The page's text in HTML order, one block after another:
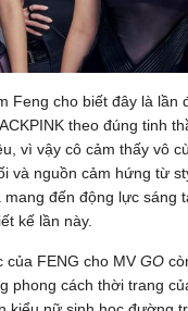
Feng cho biết đây là lần
theo đúng tinh
vì vậy cô cảm thấy vô
và nguồn cảm hứng từ
mang đến động lực sáng
kế lần này.
của FENG cho MV GO
phong cách thời trang